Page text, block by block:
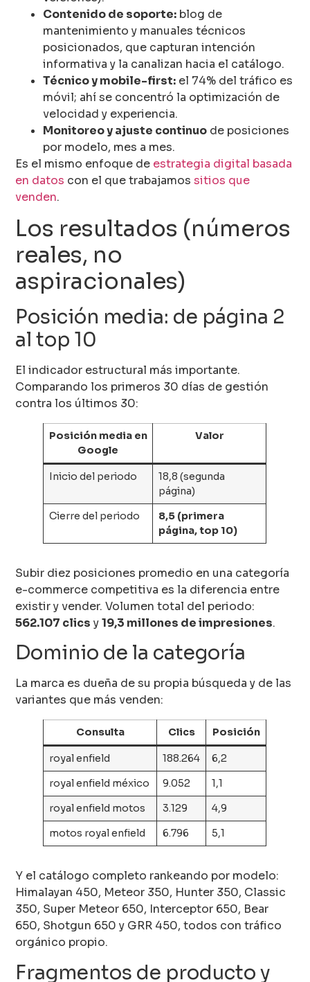
Contenido de soporte: blog de
mantenimiento y manuales técnicos
posicionados, que capturan intención
informativa y la canalizan hacia el catálogo.
Técnico y mobile-first: el 74% del tráfico es
móvil; ahí se concentró la optimización de
velocidad y experiencia.
Monitoreo y ajuste continuo de posiciones
por modelo, mes a mes.
Es el mismo enfoque de estrategia digital basada
en datos con el que trabajamossitios que
venden.
Los resultados (números
reales, no
aspiracionales)
Posición media: de página 2
al top 10
El indicador estructural más importante.
Comparando los primeros 30 días de gestión
contra los últimos 30:
Posición media en
Google
Valor
Inicio del periodo
18,8 (segunda
página)
Cierre del periodo
8,5 (primera
página, top 10)
Subir diez posiciones promedio en una categoría
e-commerce competitiva es la diferencia entre
existir y vender. Volumen total del periodo:
562.107 clics y19,3 millones de impresiones.
Dominio de la categoría
La marca es dueña de su propia búsqueda y de las
variantes que más venden:
Consulta Clics Posición
royal enfield 188.264
6,2
royal enfield méxico
9.052
1,1
royal enfield motos
3.129
4,9
motos royal enfield
6.796 5,1
Y el catálogo completo rankeando por modelo:
Himalayan 450, Meteor 350, Hunter 350, Classic
350, Super Meteor 650, Interceptor 650, Bear
650, Shotgun 650 y GRR 450, todos con tráfico
orgánico propio.
Fragmentos de producto y